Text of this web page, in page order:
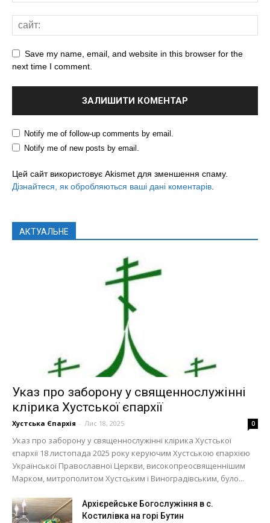
Save my name, email, and website in this browser for the
next time I comment.
Notify me of follow-up comments by email.
Notify me of new posts by email.
Цей сайт використовує Akismet для зменшення спаму.
Дізнайтеся, як обробляються ваші дані коментарів
АКТУАЛЬНЕ
Указ про заборону у священнослужінні
клірика Хустської єпархії
Хустська Єпархія - Лис 18, 2025 0
Указ про заборону у священнослужінні клірика Хустської
єпархії 18 листопада 2025 року керуючим Хустською єпархією
Української Православної Церкви, високопреосвященнішим
Марком, митрополитом Хустським і Виноградівським, було...
Архієрейське Богослужіння в с.
Костилівка на горі Бутин